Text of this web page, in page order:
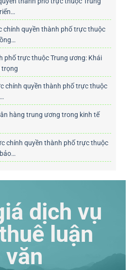
chính quyền thành phố trực thuộc
phố trực thuộc Trung ương: Khái
trọng
chính quyền thành phố trực thuộc
hàng trung ương trong kinh tế
chính quyền thành phố trực thuộc
dịch vụ
luận
văn